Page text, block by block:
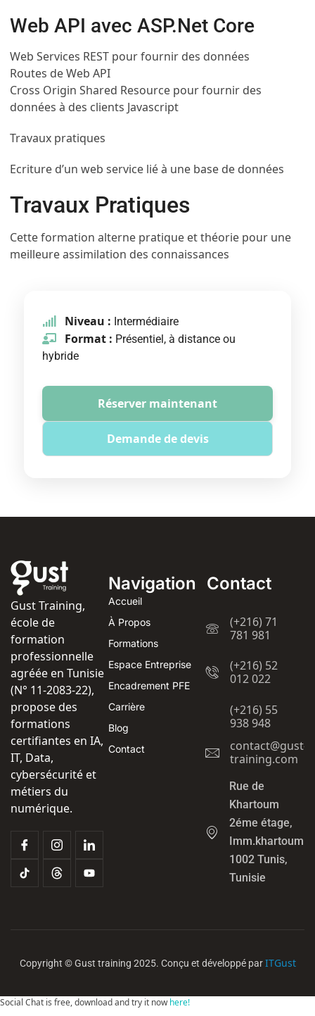
Web API avec ASP.Net Core
Web Services REST pour fournir des données
Routes de Web API
Cross Origin Shared Resource pour fournir des
données à des clients Javascript
Travaux pratiques
Ecriture d’un web service lié à une base de données
Travaux Pratiques
Cette formation alterne pratique et théorie pour une
meilleure assimilation des connaissances
Niveau : Intermédiaire
Format : Présentiel, à distance ou
hybride
Réserver maintenant
Demande de devis
Gust Training,
école de
formation
professionnelle
agréée en Tunisie
(N° 11-2083-22),
propose des
formations
certifiantes en IA,
IT, Data,
cybersécurité et
métiers du
numérique.
Navigation
Accueil
À Propos
Formations
Espace Entreprise
Encadrement PFE
Carrière
Blog
Contact
Contact
(+216) 71
781 981
(+216) 52
012 022
(+216) 55
938 948
contact@gust-
training.com
Rue de
Khartoum
2éme étage,
Imm.khartoum
1002 Tunis,
Tunisie
Copyright © Gust training 2025. Conçu et développé parITGust
Social Chat is free, download and try it nowhere!